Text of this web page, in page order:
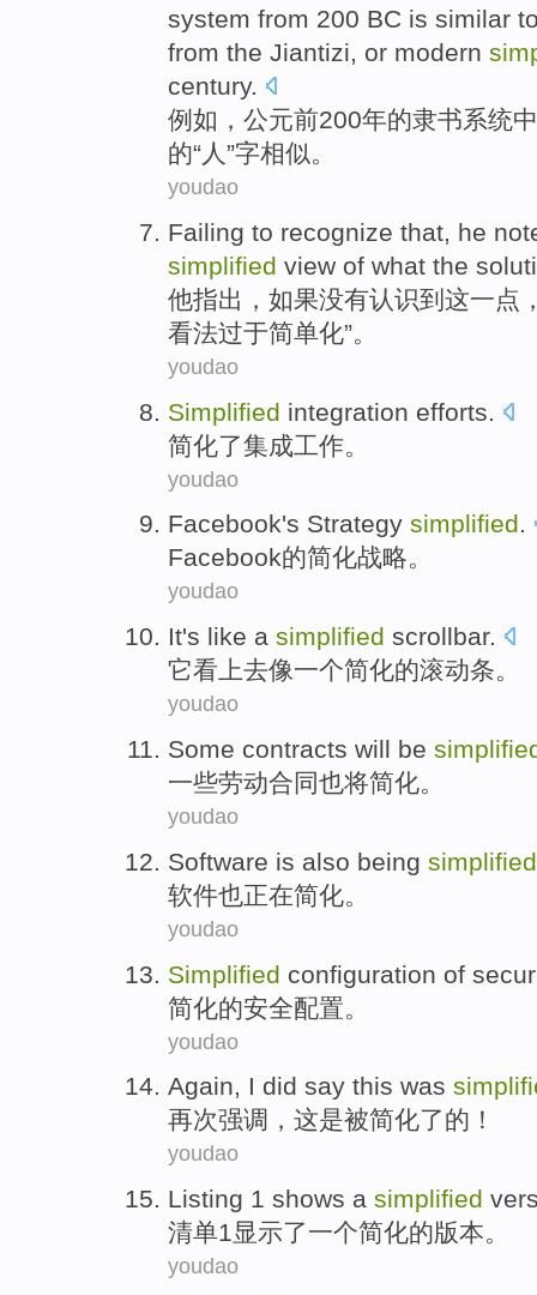
system from 200 BC is similar
from the Jiantizi, or modern
century.
例 如，公元前200年的隶书系统
的“人”字相似。
youdao
Failing to recognize that, he
simplified view of what the
他指出 ， 如果没有认识到 这一点
看法过于简单化”。
youdao
Simplified integration efforts
简化了集成工作。
youdao
Facebook's Strategy simplified.
Facebook的简化战略。
youdao
It's like a simplified scrollbar.
它看上去像一个简化的滚动条。
youdao
Some contracts will be
一些劳动合同也将简化。
youdao
Software is also being simplified
软件也正在简化。
youdao
Simplified configuration of
简化的安全配置 。
youdao
Again, I did say this was
再次强调 ， 这是被简化了的！
youdao
Listing 1 shows a simplified
清单1显示了一个简化的版本。
youdao